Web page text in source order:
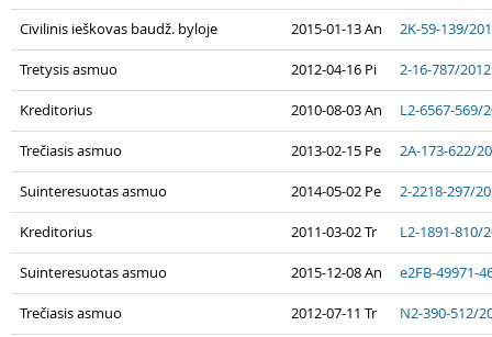
Civilinis ieškovas baudž. byloje 2015-01-13 An 2K-59-139/
Tretysis asmuo 2012-04-16 Pi 2-16-787/2012
Kreditorius 2010-08-03 An L2-6567-569/
Trečiasis asmuo 2013-02-15 Pe 2A-173-622/
Suinteresuotas asmuo 2014-05-02 Pe 2-2218-297/
Kreditorius 2011-03-02 Tr L2-1891-810/
Suinteresuotas asmuo 2015-12-08 An e2FB-49971-
Trečiasis asmuo 2012-07-11 Tr N2-390-512/